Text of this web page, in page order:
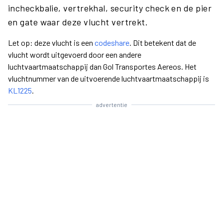
incheckbalie, vertrekhal, security check en de pier
en gate waar deze vlucht vertrekt.
Let op: deze vlucht is een codeshare. Dit betekent dat de
vlucht wordt uitgevoerd door een andere
luchtvaartmaatschappij dan Gol Transportes Aereos. Het
vluchtnummer van de uitvoerende luchtvaartmaatschappij is
KL1225.
advertentie